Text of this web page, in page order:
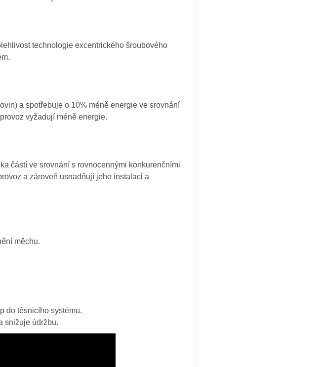
technologie excentrického šroubového
a spotřebuje o 10% méně energie ve srovnání
vyžadují méně energie.
částí ve srovnání s rovnocennými konkurenčními
a zároveň usnadňují jeho instalaci a
měchu.
do těsnicího systému.
snižuje údržbu.